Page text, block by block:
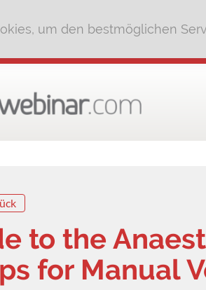
um den bestmöglichen
to the
for Manual